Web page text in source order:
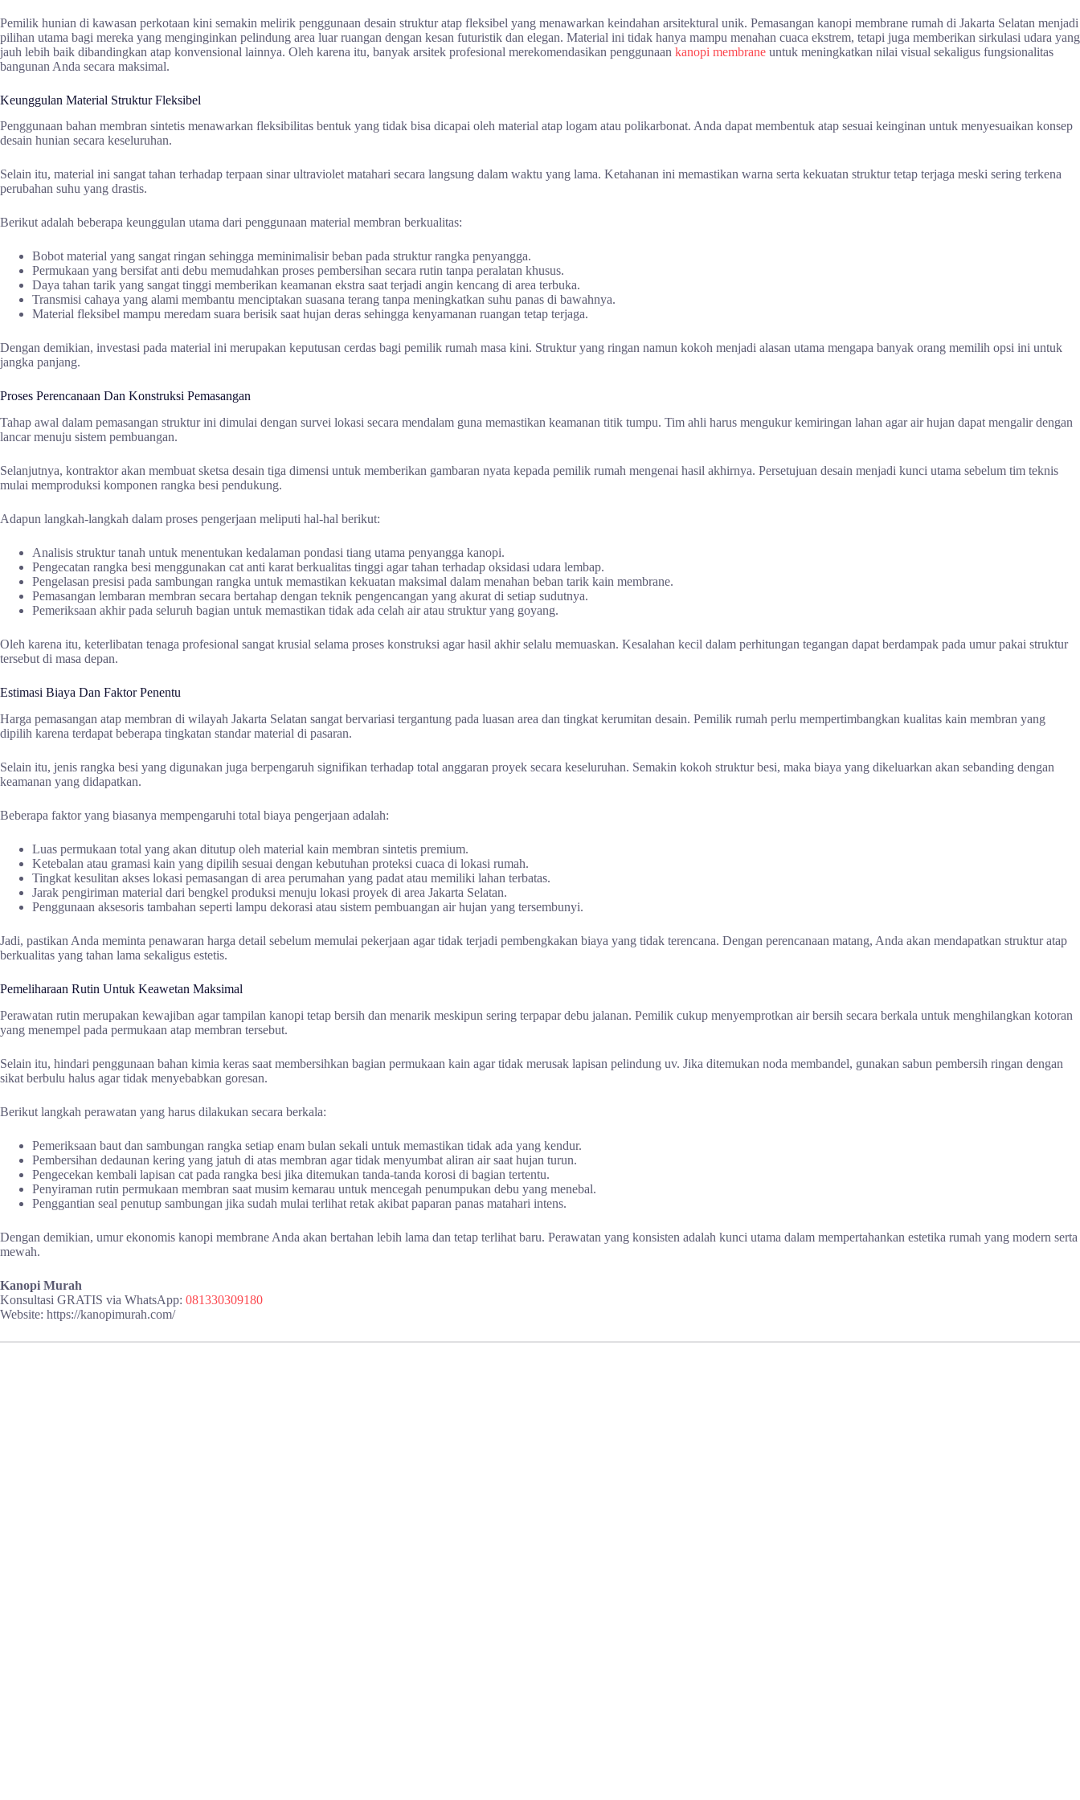
Pemilik hunian di kawasan perkotaan kini semakin melirik penggunaan desain struktur atap fleksibel yang menawarkan keindahan arsitektural unik. Pemasangan kanopi membrane rumah di Jakarta Selatan menjadi
pilihan utama bagi mereka yang menginginkan pelindung area luar ruangan dengan kesan futuristik dan elegan. Material ini tidak hanya mampu menahan cuaca ekstrem, tetapi juga memberikan sirkulasi udara yang
jauh lebih baik dibandingkan atap konvensional lainnya. Oleh karena itu, banyak arsitek profesional merekomendasikan penggunaan kanopi membrane untuk meningkatkan nilai visual sekaligus fungsionalitas
bangunan Anda secara maksimal.
Keunggulan Material Struktur Fleksibel
Penggunaan bahan membran sintetis menawarkan fleksibilitas bentuk yang tidak bisa dicapai oleh material atap logam atau polikarbonat. Anda dapat membentuk atap sesuai keinginan untuk menyesuaikan konsep
desain hunian secara keseluruhan.
Selain itu, material ini sangat tahan terhadap terpaan sinar ultraviolet matahari secara langsung dalam waktu yang lama. Ketahanan ini memastikan warna serta kekuatan struktur tetap terjaga meski sering terkena
perubahan suhu yang drastis.
Berikut adalah beberapa keunggulan utama dari penggunaan material membran berkualitas:
Bobot material yang sangat ringan sehingga meminimalisir beban pada struktur rangka penyangga.
Permukaan yang bersifat anti debu memudahkan proses pembersihan secara rutin tanpa peralatan khusus.
Daya tahan tarik yang sangat tinggi memberikan keamanan ekstra saat terjadi angin kencang di area terbuka.
Transmisi cahaya yang alami membantu menciptakan suasana terang tanpa meningkatkan suhu panas di bawahnya.
Material fleksibel mampu meredam suara berisik saat hujan deras sehingga kenyamanan ruangan tetap terjaga.
Dengan demikian, investasi pada material ini merupakan keputusan cerdas bagi pemilik rumah masa kini. Struktur yang ringan namun kokoh menjadi alasan utama mengapa banyak orang memilih opsi ini untuk
jangka panjang.
Proses Perencanaan Dan Konstruksi Pemasangan
Tahap awal dalam pemasangan struktur ini dimulai dengan survei lokasi secara mendalam guna memastikan keamanan titik tumpu. Tim ahli harus mengukur kemiringan lahan agar air hujan dapat mengalir dengan
lancar menuju sistem pembuangan.
Selanjutnya, kontraktor akan membuat sketsa desain tiga dimensi untuk memberikan gambaran nyata kepada pemilik rumah mengenai hasil akhirnya. Persetujuan desain menjadi kunci utama sebelum tim teknis
mulai memproduksi komponen rangka besi pendukung.
Adapun langkah-langkah dalam proses pengerjaan meliputi hal-hal berikut:
Analisis struktur tanah untuk menentukan kedalaman pondasi tiang utama penyangga kanopi.
Pengecatan rangka besi menggunakan cat anti karat berkualitas tinggi agar tahan terhadap oksidasi udara lembap.
Pengelasan presisi pada sambungan rangka untuk memastikan kekuatan maksimal dalam menahan beban tarik kain membrane.
Pemasangan lembaran membran secara bertahap dengan teknik pengencangan yang akurat di setiap sudutnya.
Pemeriksaan akhir pada seluruh bagian untuk memastikan tidak ada celah air atau struktur yang goyang.
Oleh karena itu, keterlibatan tenaga profesional sangat krusial selama proses konstruksi agar hasil akhir selalu memuaskan. Kesalahan kecil dalam perhitungan tegangan dapat berdampak pada umur pakai struktur
tersebut di masa depan.
Estimasi Biaya Dan Faktor Penentu
Harga pemasangan atap membran di wilayah Jakarta Selatan sangat bervariasi tergantung pada luasan area dan tingkat kerumitan desain. Pemilik rumah perlu mempertimbangkan kualitas kain membran yang
dipilih karena terdapat beberapa tingkatan standar material di pasaran.
Selain itu, jenis rangka besi yang digunakan juga berpengaruh signifikan terhadap total anggaran proyek secara keseluruhan. Semakin kokoh struktur besi, maka biaya yang dikeluarkan akan sebanding dengan
keamanan yang didapatkan.
Beberapa faktor yang biasanya mempengaruhi total biaya pengerjaan adalah:
Luas permukaan total yang akan ditutup oleh material kain membran sintetis premium.
Ketebalan atau gramasi kain yang dipilih sesuai dengan kebutuhan proteksi cuaca di lokasi rumah.
Tingkat kesulitan akses lokasi pemasangan di area perumahan yang padat atau memiliki lahan terbatas.
Jarak pengiriman material dari bengkel produksi menuju lokasi proyek di area Jakarta Selatan.
Penggunaan aksesoris tambahan seperti lampu dekorasi atau sistem pembuangan air hujan yang tersembunyi.
Jadi, pastikan Anda meminta penawaran harga detail sebelum memulai pekerjaan agar tidak terjadi pembengkakan biaya yang tidak terencana. Dengan perencanaan matang, Anda akan mendapatkan struktur atap
berkualitas yang tahan lama sekaligus estetis.
Pemeliharaan Rutin Untuk Keawetan Maksimal
Perawatan rutin merupakan kewajiban agar tampilan kanopi tetap bersih dan menarik meskipun sering terpapar debu jalanan. Pemilik cukup menyemprotkan air bersih secara berkala untuk menghilangkan kotoran
yang menempel pada permukaan atap membran tersebut.
Selain itu, hindari penggunaan bahan kimia keras saat membersihkan bagian permukaan kain agar tidak merusak lapisan pelindung uv. Jika ditemukan noda membandel, gunakan sabun pembersih ringan dengan
sikat berbulu halus agar tidak menyebabkan goresan.
Berikut langkah perawatan yang harus dilakukan secara berkala:
Pemeriksaan baut dan sambungan rangka setiap enam bulan sekali untuk memastikan tidak ada yang kendur.
Pembersihan dedaunan kering yang jatuh di atas membran agar tidak menyumbat aliran air saat hujan turun.
Pengecekan kembali lapisan cat pada rangka besi jika ditemukan tanda-tanda korosi di bagian tertentu.
Penyiraman rutin permukaan membran saat musim kemarau untuk mencegah penumpukan debu yang menebal.
Penggantian seal penutup sambungan jika sudah mulai terlihat retak akibat paparan panas matahari intens.
Dengan demikian, umur ekonomis kanopi membrane Anda akan bertahan lebih lama dan tetap terlihat baru. Perawatan yang konsisten adalah kunci utama dalam mempertahankan estetika rumah yang modern serta
mewah.
Kanopi Murah
Konsultasi GRATIS via WhatsApp: 081330309180
Website: https://kanopimurah.com/